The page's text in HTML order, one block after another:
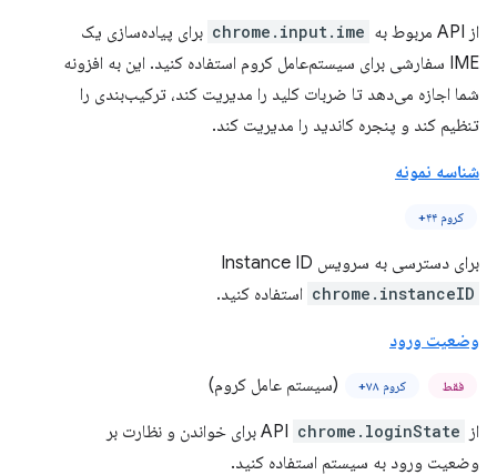
از API مربوط به chrome.input.ime برای پیاده‌سازی یک
IME سفارشی برای سیستم‌عامل کروم استفاده کنید. این به افزونه
شما اجازه می‌دهد تا ضربات کلید را مدیریت کند، ترکیب‌بندی را
تنظیم کند و پنجره کاندید را مدیریت کند.
شناسه نمونه
کروم ۴۴+
برای دسترسی به سرویس Instance ID
chrome.instanceID استفاده کنید.
وضعیت ورود
فقط کروم ۷۸+ (سیستم عامل کروم)
از API chrome.loginState
برای خواندن و نظارت بر
وضعیت ورود به سیستم استفاده کنید.